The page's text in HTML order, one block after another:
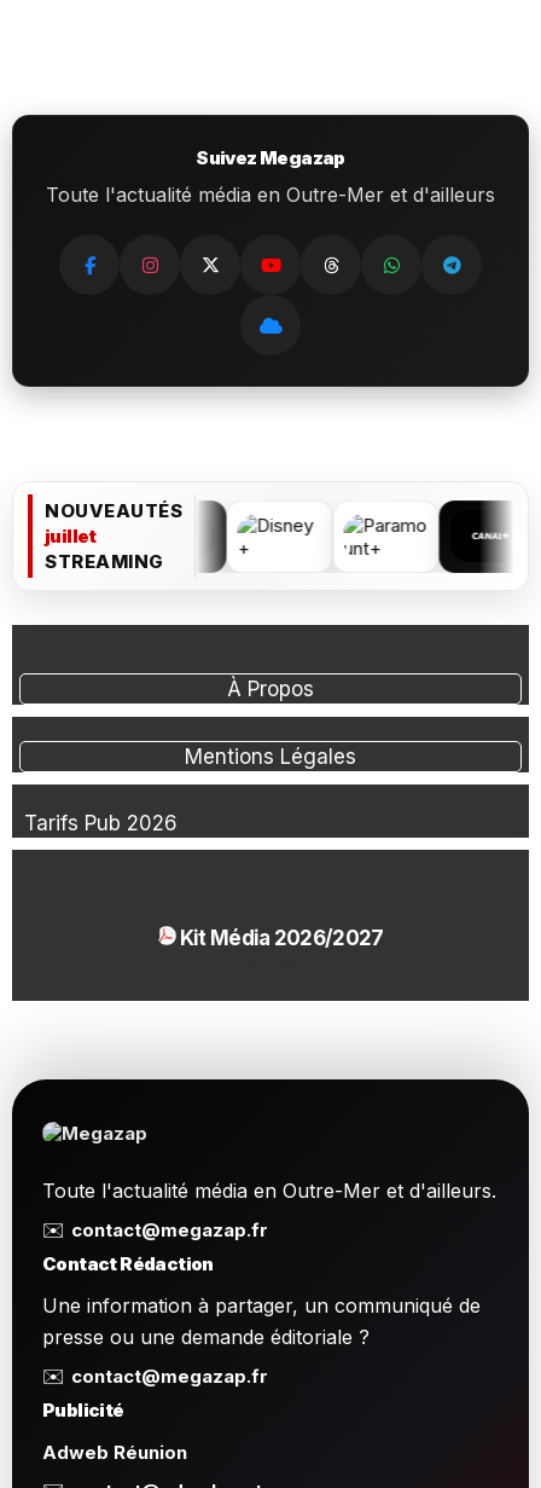
Suivez Megazap
Toute l'actualité média en Outre-Mer et d'ailleurs
NOUVEAUTÉS
juillet
STREAMING
À Propos
Mentions Légales
Tarifs Pub 2026
Kit Média 2026/2027
Toute l'actualité média en Outre-Mer et d'ailleurs.
✉️ contact@megazap.fr
Contact Rédaction
Une information à partager, un communiqué de
presse ou une demande éditoriale ?
✉️ contact@megazap.fr
Publicité
Adweb Réunion